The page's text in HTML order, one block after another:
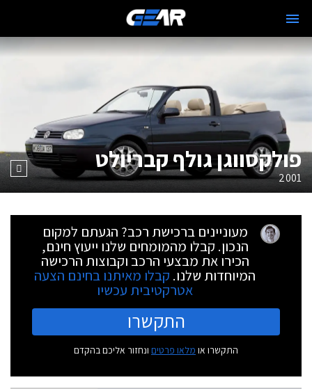
פולקסווגן גולף קבריולט
2001
מעוניינים ברכישת רכב? הגעתם למקום
הנכון. קבלו מהמומחים שלנו ייעוץ חינם,
הכירו את מבצעי הרכב וקבוצות הרכישה
המיוחדות שלנו. קבלו מאיתנו בחינם הצעה
אטרקטיבית עכשיו
התקשרו
התקשרו או מלאו פרטים ונחזור אליכם בהקדם